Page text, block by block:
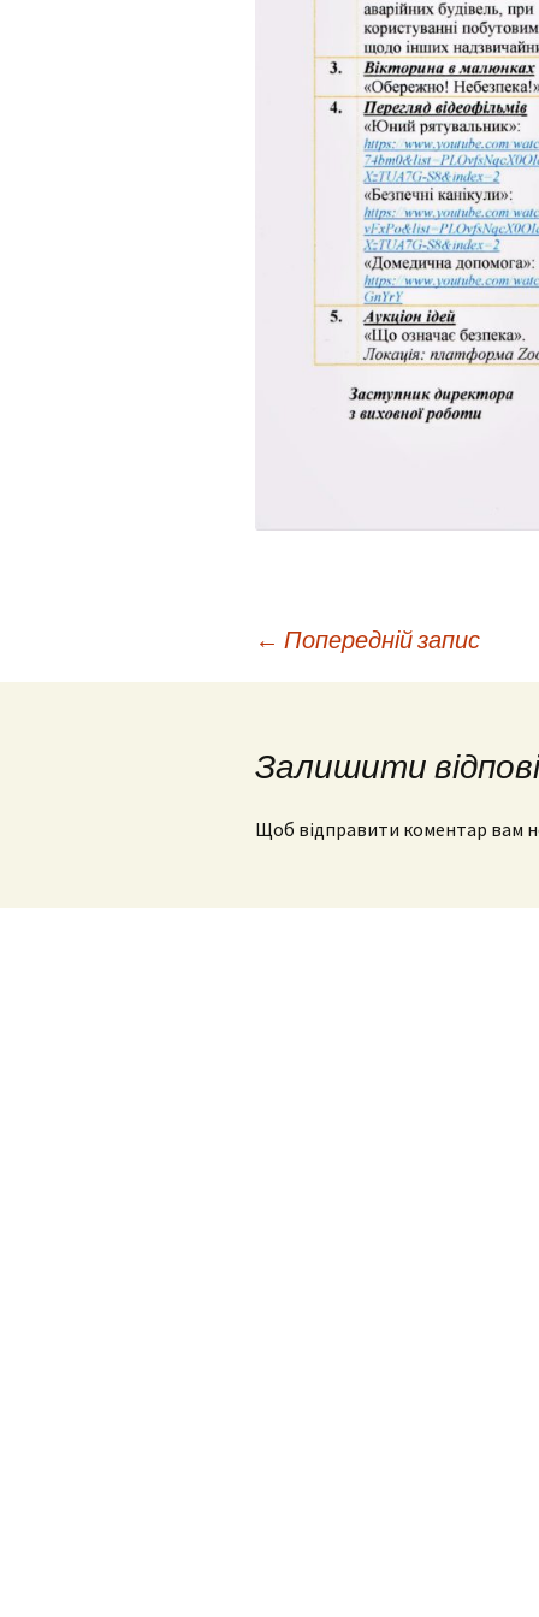
порушеннями
МО вчителів
навчання,
образотворчого
мистецтва та
виховання
МО вчителів і
вихователів
класів
Методичне
педагогів з
виховання учнів
початкових
порушеннями
розвитку
Навігація
← Попередній запис
Залишити
Щоб відправити коментар вам